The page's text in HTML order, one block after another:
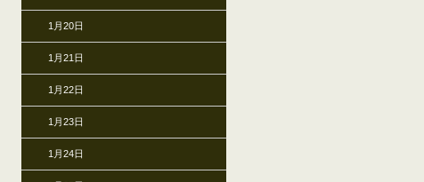
1月20日
1月21日
1月22日
1月23日
1月24日